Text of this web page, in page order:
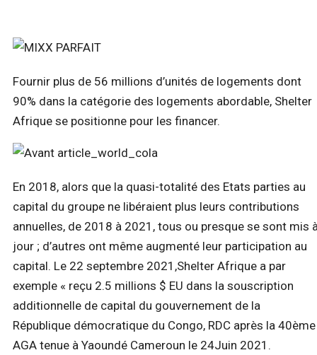
Fournir plus de 56 millions d’unités de logements dont
90% dans la catégorie des logements abordable, Shelter
Afrique se positionne pour les financer.
En 2018, alors que la quasi-totalité des Etats parties au
capital du groupe ne libéraient plus leurs contributions
annuelles, de 2018 à 2021, tous ou presque se sont mis
jour ; d’autres ont même augmenté leur participation au
capital. Le 22 septembre 2021,Shelter Afrique a par
exemple « reçu 2.5 millions $ EU dans la souscription
additionnelle de capital du gouvernement de la
République démocratique du Congo, RDC après la 40ème
AGA tenue à Yaoundé Cameroun le 24Juin 2021.